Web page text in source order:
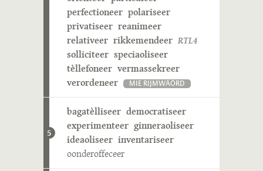
perfectioneer polariseer
privatiseer reanimeer
relativeer rikkemendeer RTL4
solliciteer speciaoliseer
tèllefoneer vermassekreer
verordeneer
MIE RIJMWÄÖRD
5
bagatèlliseer democratiseer
experimenteer ginneraoliseer
ideaoliseer inventariseer
oonderoffeceer